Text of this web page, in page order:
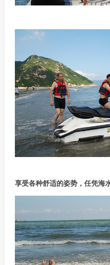
享受各种舒适的姿势，任凭海